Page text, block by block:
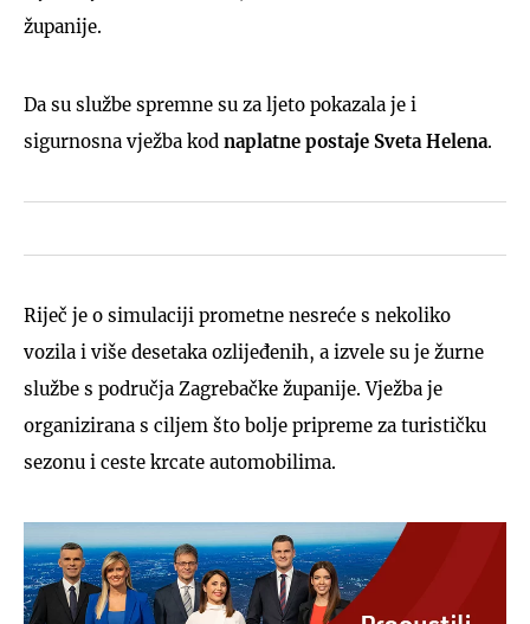
županije.
Da su službe spremne su za ljeto pokazala je i
sigurnosna vježba kod naplatne postaje Sveta Helena.
Riječ je o simulaciji prometne nesreće s nekoliko
vozila i više desetaka ozlijeđenih, a izvele su je žurne
službe s područja Zagrebačke županije. Vježba je
organizirana s ciljem što bolje pripreme za turističku
sezonu i ceste krcate automobilima.